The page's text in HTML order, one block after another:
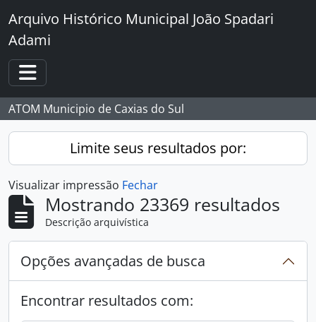
Skip to main content
Arquivo Histórico Municipal João Spadari
Adami
Toggle navigation
ATOM Municipio de Caxias do Sul
Limite seus resultados por:
Visualizar impressão Fechar
Mostrando 23369 resultados
Descrição arquivística
Opções avançadas de busca
Encontrar resultados com: